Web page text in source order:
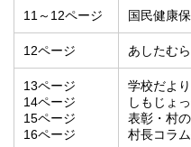
11～12ページ 国民健康
12ページ あしたむ
13ページ
14ページ
15ページ
16ページ
学校だより
しもじょ
表彰・村
村長コラ